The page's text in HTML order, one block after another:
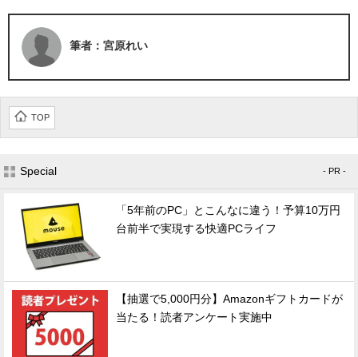
筆者：宮原れい
TOP
Special - PR -
「5年前のPC」とこんなに違う！予算10万円
台前半で実現する快適PCライフ
【抽選で5,000円分】Amazonギフトカードが
当たる！読者アンケート実施中